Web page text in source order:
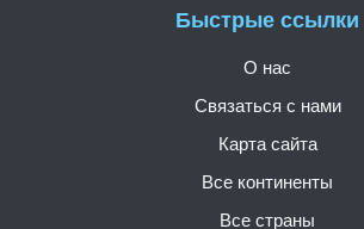
Быстрые ссылки
О нас
Связаться с нами
Карта сайта
Все континенты
Все страны